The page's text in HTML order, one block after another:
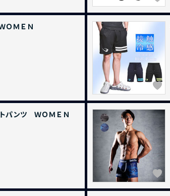
ＭＥＮ
パンツ ＷＯＭＥＮ